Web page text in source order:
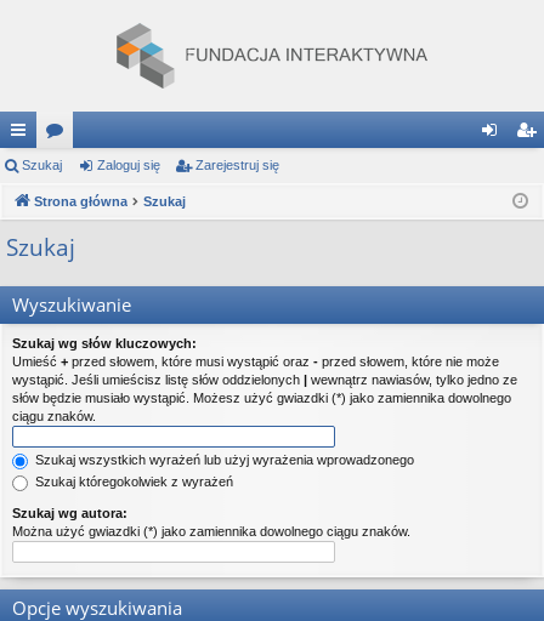
ię
ce
j
or
a ej
Szukaj Zaloguj się Zarejestruj się
Strona główna Szukaj
Szukaj
Wyszukiwanie
Szukaj wg słów kluczowych:
Umieść + przed słowem, które musi wystąpić oraz - przed słowem, które nie może
wystąpić. Jeśli umieścisz listę słów oddzielonych | wewnątrz nawiasów, tylko jedno ze
słów będzie musiało wystąpić. Możesz użyć gwiazdki (*) jako zamiennika dowolnego
ciągu znaków.
Szukaj wszystkich wyrażeń lub użyj wyrażenia wprowadzonego
Szukaj któregokolwiek z wyrażeń
Szukaj wg autora:
Można użyć gwiazdki (*) jako zamiennika dowolnego ciągu znaków.
Opcje wyszukiwania